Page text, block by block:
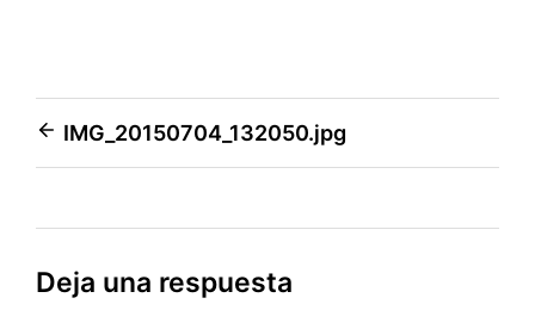
Navegación
de
entradas
IMG_20150704_132050.jpg
Deja una respuesta